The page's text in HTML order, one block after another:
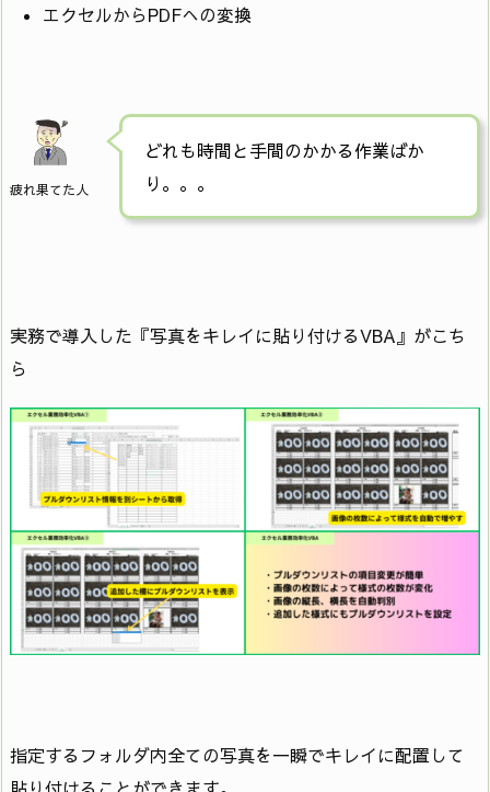
エクセルからPDFへの変換
疲れ果てた人
どれも時間と手間のかかる作業ばか
り。。。
実務で導入した『写真をキレイに貼り付けるVBA』がこち
ら
指定するフォルダ内全ての写真を一瞬でキレイに配置して